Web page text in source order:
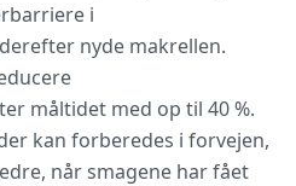
i
nyde makrellen.
måltidet med op til 40 %.
kan forberedes i forvejen,
når smagene har fået